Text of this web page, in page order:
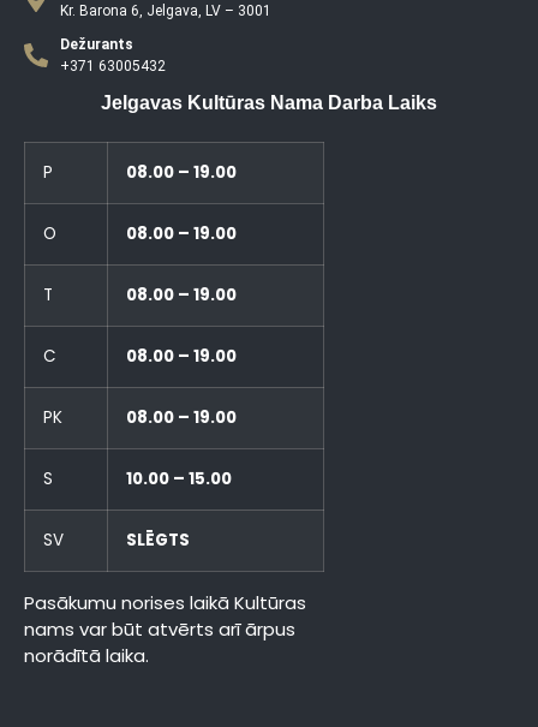
Kr. Barona 6, Jelgava, LV – 3001
Dežurants
+371 63005432
Jelgavas Kultūras Nama Darba Laiks
P 08.00 – 19.00
O 08.00 – 19.00
T 08.00 – 19.00
C 08.00 – 19.00
PK 08.00 – 19.00
S 10.00 – 15.00
SV SLĒGTS
Pasākumu norises laikā Kultūras
nams var būt atvērts arī ārpus
norādītā laika.